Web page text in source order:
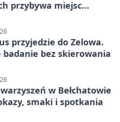
przybywa miejsc
przyjedzie do Zelowa.
badanie bez skierowania
w Bełchatowie
smaki i spotkania